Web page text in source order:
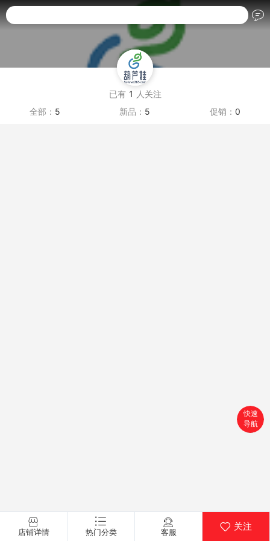
已有 1 人关注
全部： 5 新品： 5 促销： 0
店铺详情 热门分类 客服
关注
首页
购物车
快速
导航